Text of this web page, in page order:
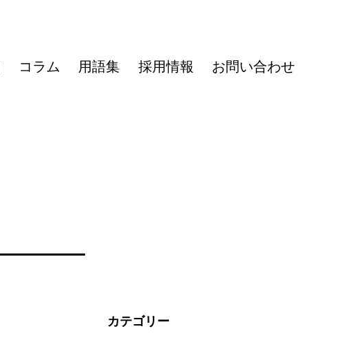
コラム 用語集 採用情報 お問い合わせ
カテゴリー